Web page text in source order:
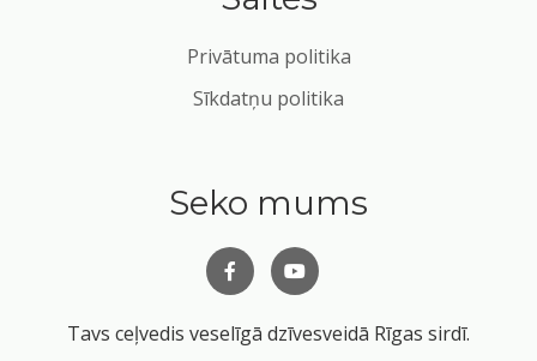
Privātuma politika
Sīkdatņu politika
Seko mums
Tavs ceļvedis veselīgā dzīvesveidā Rīgas sirdī.